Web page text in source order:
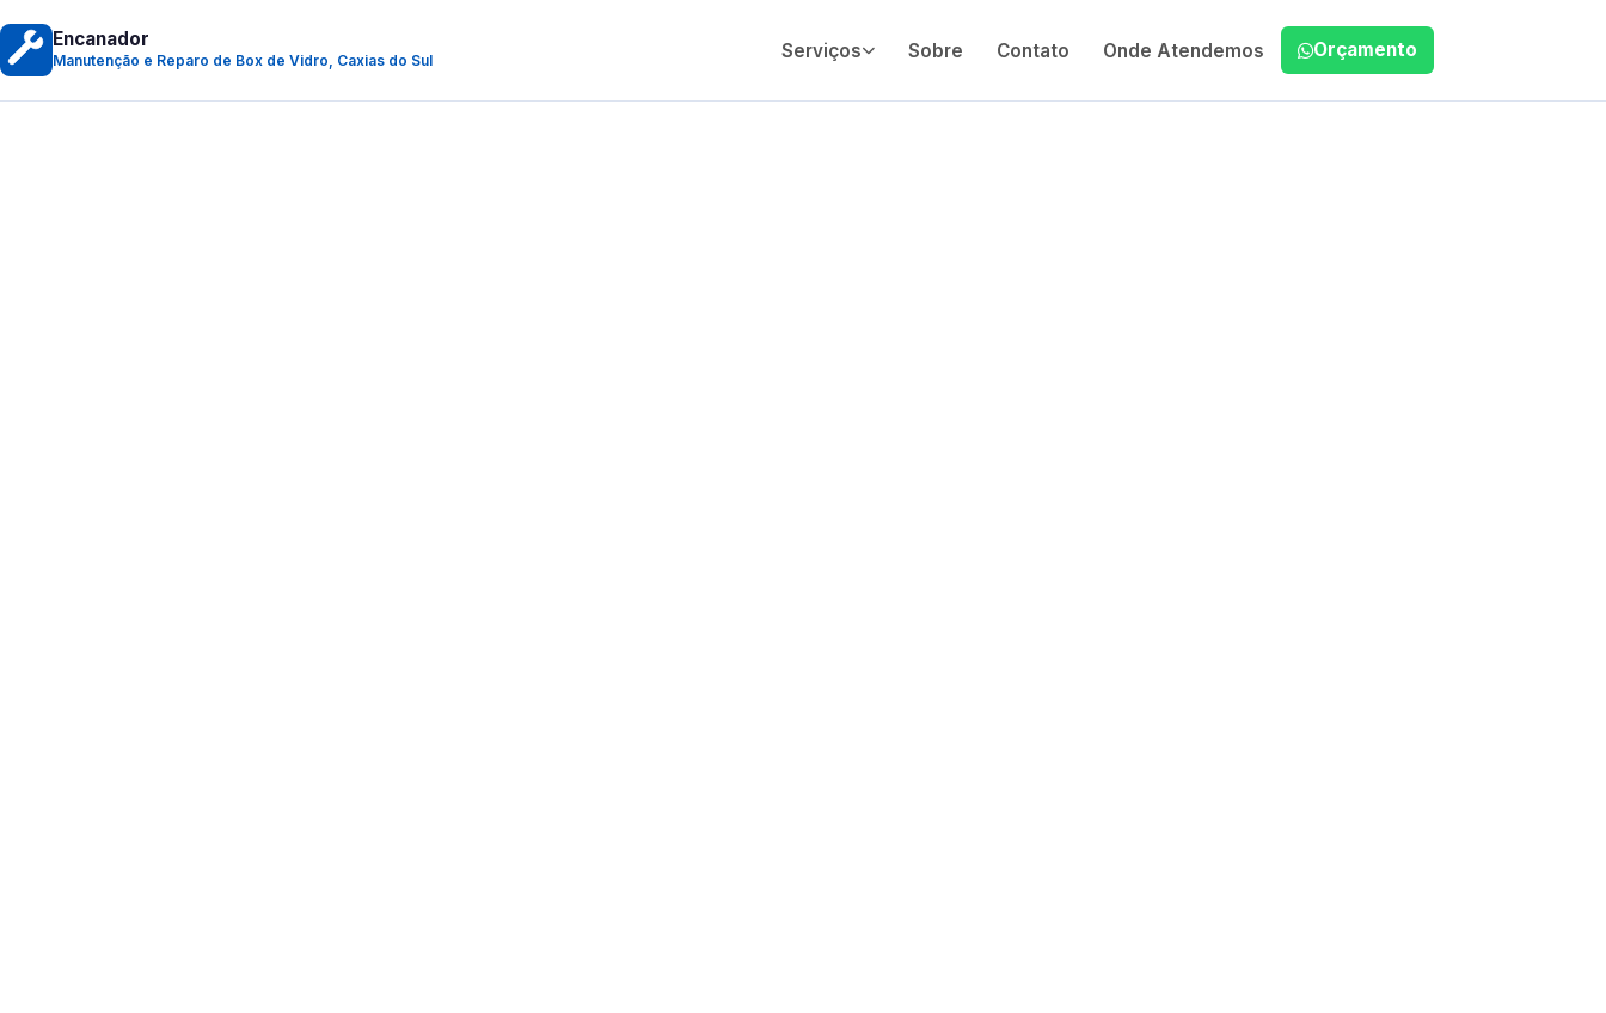
Encanador
Manutenção e Reparo de Box de Vidro, Caxias do Sul Serviços Sobre Contato Onde Atendemos Orçamento